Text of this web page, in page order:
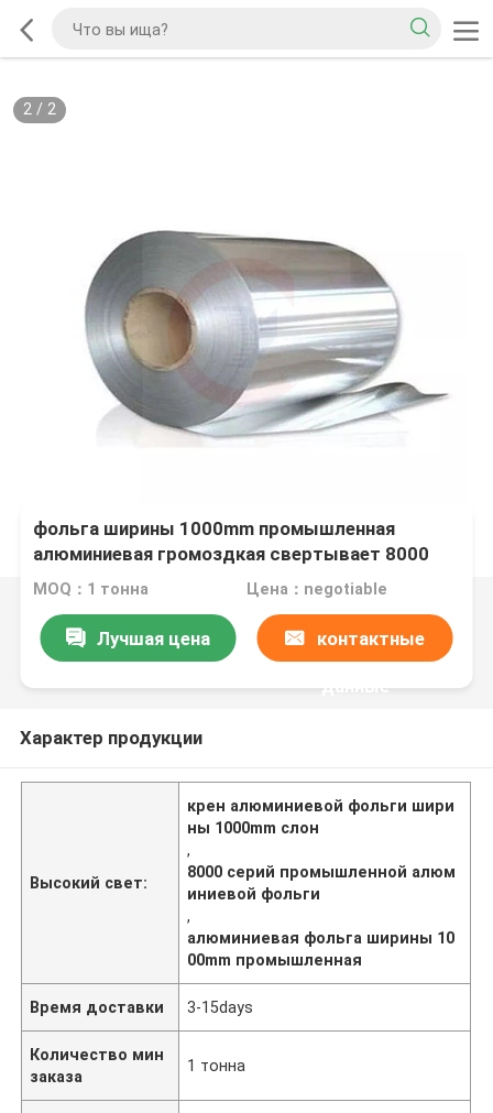
2/ 2
фольга ширины 1000mm промышленная
алюминиевая громоздкая свертывает 8000
серий
MOQ：1 тонна Цена：negotiable
Лучшая цена контактные
данные
Характер продукции
Высокий свет:
крен алюминиевой фольги шири
ны 1000mm слон
,
8000 серий промышленной алюм
иниевой фольги
,
алюминиевая фольга ширины 10
00mm промышленная
Время доставки 3-15days
Количество мин
заказа
1 тонна